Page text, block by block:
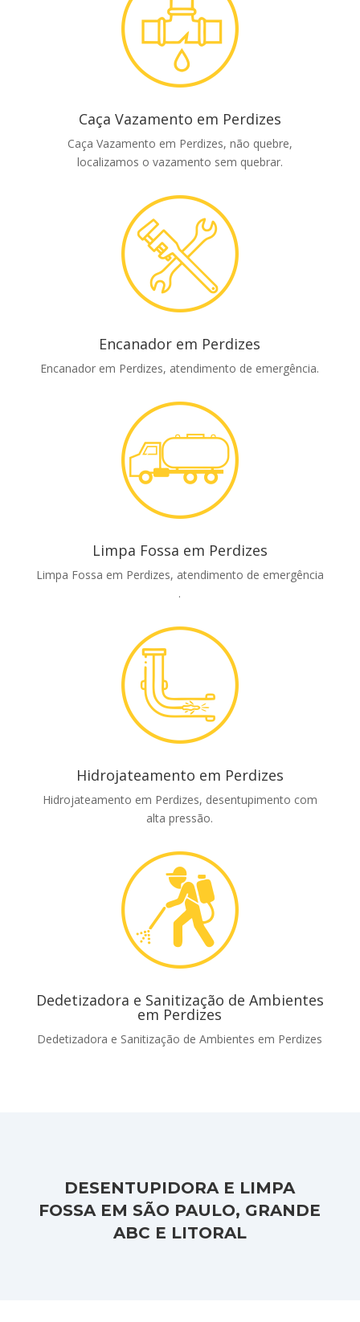
Caça Vazamento em Perdizes
Caça Vazamento em Perdizes, não quebre,
localizamos o vazamento sem quebrar.
Encanador em Perdizes
Encanador em Perdizes, atendimento de emergência.
Limpa Fossa em Perdizes
Limpa Fossa em Perdizes, atendimento de emergência
.
Hidrojateamento em Perdizes
Hidrojateamento em Perdizes, desentupimento com
alta pressão.
Dedetizadora e Sanitização de Ambientes
em Perdizes
Dedetizadora e Sanitização de Ambientes em Perdizes
DESENTUPIDORA E LIMPA
FOSSA EM SÃO PAULO, GRANDE
ABC E LITORAL